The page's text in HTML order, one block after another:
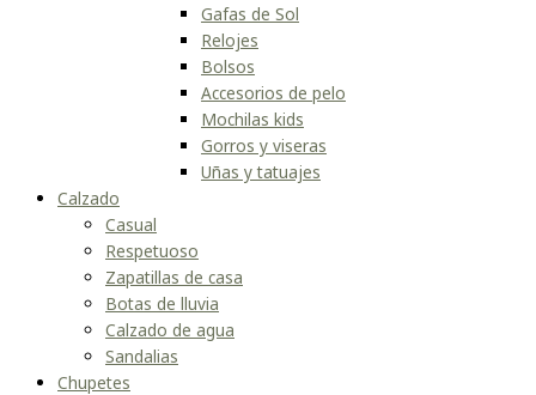
Gafas de Sol
Relojes
Bolsos
Accesorios de pelo
Mochilas kids
Gorros y viseras
Uñas y tatuajes
Calzado
Casual
Respetuoso
Zapatillas de casa
Botas de lluvia
Calzado de agua
Sandalias
Chupetes